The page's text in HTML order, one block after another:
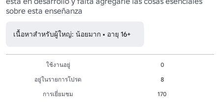
sobre esta enseñanza
เนื้อหาสำหรับผู้ใหญ่: น้อยมาก • อายุ 16+
ใช้งานอยู่
0
อยู่ในรายการโปรด
8
การเยี่ยมชม
170